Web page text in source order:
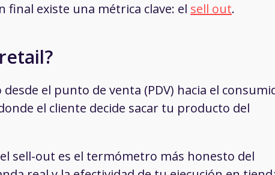
final existe una métrica clave: el sell out.
el punto de venta (PDV) hacia el
el cliente decide sacar tu producto del
sell-out es el termómetro más honesto del